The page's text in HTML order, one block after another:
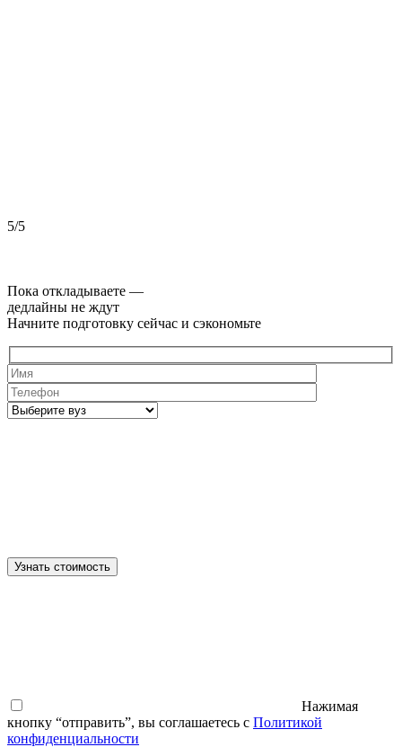
5/5
Пока откладываете —
дедлайны не ждут
Начните подготовку сейчас и сэкономьте
Узнать стоимость
Нажимая
кнопку “отправить”, вы соглашаетесь с Политикой
конфиденциальности